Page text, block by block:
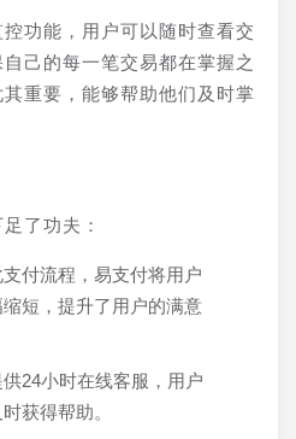
功能，用户可以随时查看交
己的每一笔交易都在掌握之
重要，能够帮助他们及时掌
了功夫：
支付流程，易支付将用户
短，提升了用户的满意
24小时在线客服，用户
获得帮助。